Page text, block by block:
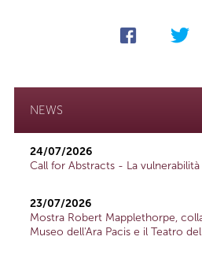
NEWS
24/07/2026
Call for Abstracts - La
23/07/2026
Mostra Robert Mapplethorpe,
Museo dell'Ara Pacis e il Teatro